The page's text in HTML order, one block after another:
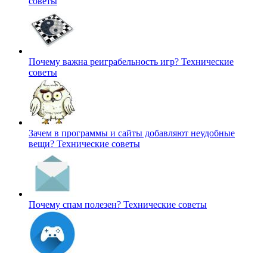
Почему важна реиграбельность игр? Технические
советы
Зачем в программы и сайты добавляют неудобные
вещи? Технические советы
Почему спам полезен? Технические советы